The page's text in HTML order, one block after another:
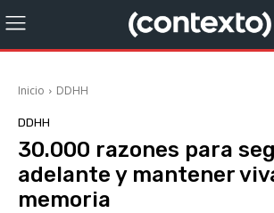
Inicio DDHH
DDHH
30.000 razones para
adelante y mantener
memoria